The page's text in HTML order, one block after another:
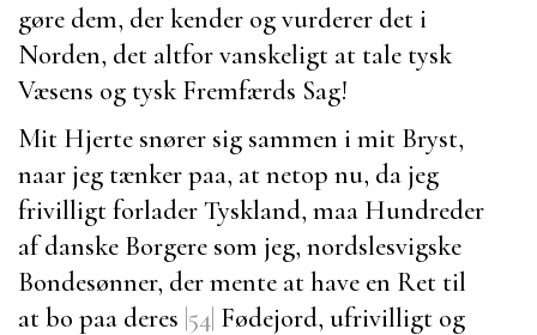
gøre dem, der kender og vurderer det i
Norden, det altfor vanskeligt at tale tysk
Væsens og tysk Fremfærds Sag!
Mit Hjerte snører sig sammen i mit Bryst,
naar jeg tænker paa, at netop nu, da jeg
frivilligt forlader Tyskland, maa Hundreder
af danske Borgere som jeg, nordslesvigske
Bondesønner, der mente at have en Ret til
at bo paa deres |54| Fødejord, ufrivilligt og